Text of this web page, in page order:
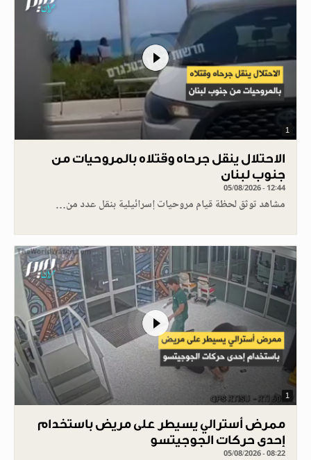
1
الاحتلال ينقل جرحاه وقتلاه بالمروحيات من
جنوب لبنان
05/08/2026 - 12:44
مشاهد توثق لحظة قيام مروحيات إسرائيلية بنقل عدد من…
1
ممرض أسترالي يسيطر على مريض باستخدام
إحدى حركات الجوجيتسو
05/08/2026 - 08:22